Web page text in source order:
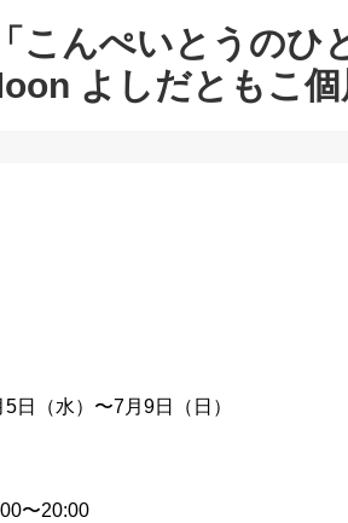
こんぺいとうのひ
よしだともこ個
日（水）〜7月9日（日）
〜20:00